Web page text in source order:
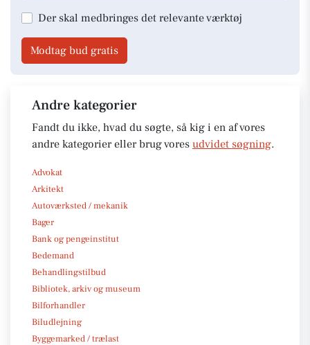
Der skal medbringes det relevante værktøj
Modtag bud gratis
Andre kategorier
Fandt du ikke, hvad du søgte, så kig i en af vores
andre kategorier eller brug vores udvidet søgning.
Advokat
Arkitekt
Autoværksted / mekanik
Bager
Bank og pengeinstitut
Bedemand
Behandlingstilbud
Bibliotek, arkiv og museum
Bilforhandler
Biludlejning
Byggemarked / trælast